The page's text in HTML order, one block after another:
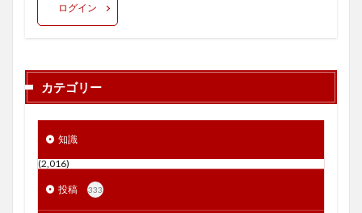
ログイン
カテゴリー
知識
(2,016)
投稿 333